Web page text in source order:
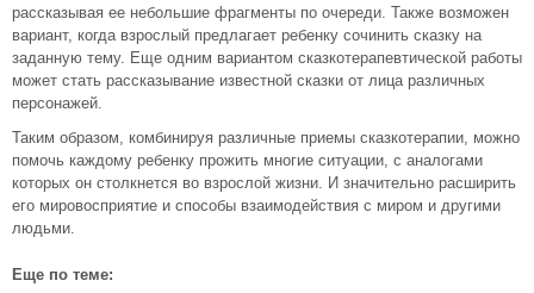
рассказывая ее небольшие фрагменты по очереди. Также возможен
вариант, когда взрослый предлагает ребенку сочинить сказку на
заданную тему. Еще одним вариантом сказкотерапевтической работы
может стать рассказывание известной сказки от лица различных
персонажей.
Таким образом, комбинируя различные приемы сказкотерапии, можно
помочь каждому ребенку прожить многие ситуации, с аналогами
которых он столкнется во взрослой жизни. И значительно расширить
его мировосприятие и способы взаимодействия с миром и другими
людьми.
Еще по теме: